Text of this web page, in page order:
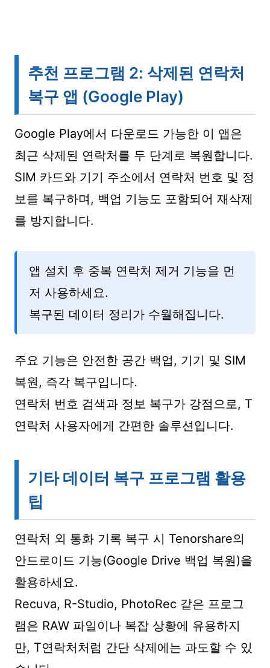
추천 프로그램 2: 삭제된 연락처
복구 앱 (Google Play)
Google Play에서 다운로드 가능한 이 앱은
최근 삭제된 연락처를 두 단계로 복원합니다.
SIM 카드와 기기 주소에서 연락처 번호 및 정
보를 복구하며, 백업 기능도 포함되어 재삭제
를 방지합니다.
앱 설치 후 중복 연락처 제거 기능을 먼
저 사용하세요.
복구된 데이터 정리가 수월해집니다.
주요 기능은 안전한 공간 백업, 기기 및 SIM
복원, 즉각 복구입니다.
연락처 번호 검색과 정보 복구가 강점으로, T
연락처 사용자에게 간편한 솔루션입니다.
기타 데이터 복구 프로그램 활용
팁
연락처 외 통화 기록 복구 시 Tenorshare의
안드로이드 기능(Google Drive 백업 복원)을
활용하세요.
Recuva, R-Studio, PhotoRec 같은 프로그
램은 RAW 파일이나 복잡 상황에 유용하지
만, T연락처처럼 간단 삭제에는 과도할 수 있